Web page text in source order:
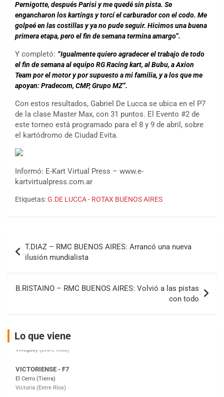
Pernigotte, después Parisi y me quedé sin pista. Se
engancharon los kartings y torcí el carburador con el codo. Me
golpeé en las costillas y ya no pude seguir. Hicimos una buena
primera etapa, pero el fin de semana termina amargo”.
Y completó: “Igualmente quiero agradecer el trabajo de todo
el fin de semana al equipo RG Racing kart, al Bubu, a Axion
Team por el motor y por supuesto a mi familia, y a los que me
apoyan: Pradecom, CMP, Grupo MZ”.
Con estos resultados, Gabriel De Lucca se ubica en el P7
de la clase Master Max, con 31 puntos. El Evento #2 de
este torneo está programado para el 8 y 9 de abril, sobre
el kartódromo de Ciudad Evita.
Informó: E-Kart Virtual Press – www.e-
kartvirtualpress.com.ar
Etiquetas:G.DE LUCCA - ROTAX BUENOS AIRES
de
entradas
T.DIAZ – RMC BUENOS AIRES: Arrancó una nueva
ilusión mundialista
B.RISTAINO – RMC BUENOS AIRES: Volvió a las pistas
con todo
Lo que viene
08/09-AGO
Ramiro Tot (Asfalto)
Baradero (Buenos Aires)
KDO - F6
Ciudad de Trenque Lauquen (Asfalto)
ENTRERRIANO - F6 (POSTERGADA)
Villaguay (Entre Ríos)
VICTORIENSE - F7
Victoria (Entre Ríos)
PATAGONICO - F6